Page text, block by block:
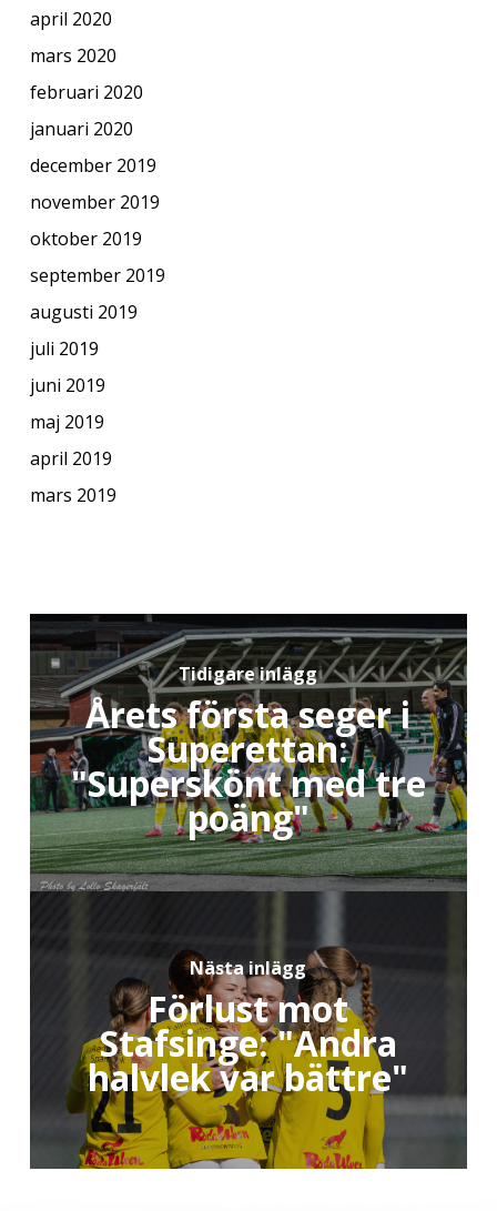
april 2020
mars 2020
februari 2020
januari 2020
december 2019
november 2019
oktober 2019
september 2019
augusti 2019
juli 2019
juni 2019
maj 2019
april 2019
mars 2019
Tidigare inlägg
Årets första seger i
Superettan:
"Superskönt med tre
poäng"
Nästa inlägg
Förlust mot
Stafsinge: "Andra
halvlek var bättre"